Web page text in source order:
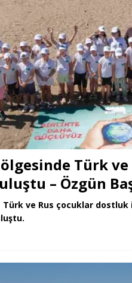
Türk
– Özgün
ve Rus çocuklar dostluk